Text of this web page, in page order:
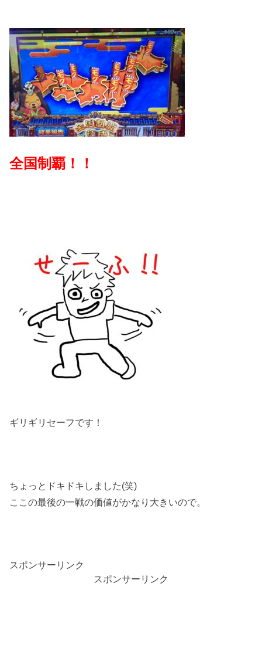
全国制覇！！
ギリギリセーフです！
ちょっとドキドキしました(笑)
ここの最後の一戦の価値がかなり大きいので。
スポンサーリンク
スポンサーリンク